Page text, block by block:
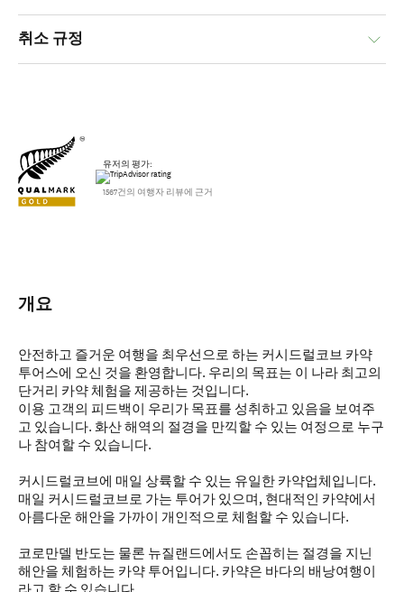
취소 규정
유저의 평가:
1567건의 여행자 리뷰에 근거
개요
안전하고 즐거운 여행을 최우선으로 하는 커시드럴코브 카약
투어스에 오신 것을 환영합니다. 우리의 목표는 이 나라 최고의
단거리 카약 체험을 제공하는 것입니다.
이용 고객의 피드백이 우리가 목표를 성취하고 있음을 보여주
고 있습니다. 화산 해역의 절경을 만끽할 수 있는 여정으로 누구
나 참여할 수 있습니다.
커시드럴코브에 매일 상륙할 수 있는 유일한 카약업체입니다.
매일 커시드럴코브로 가는 투어가 있으며, 현대적인 카약에서
아름다운 해안을 가까이 개인적으로 체험할 수 있습니다.
코로만델 반도는 물론 뉴질랜드에서도 손꼽히는 절경을 지닌
해안을 체험하는 카약 투어입니다. 카약은 바다의 배낭여행이